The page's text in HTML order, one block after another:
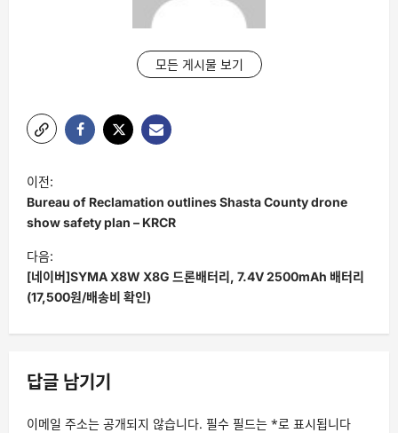
모든 게시물 보기
글
탐
색
이전:
Bureau of Reclamation outlines Shasta County drone
show safety plan – KRCR
다음:
[네이버]SYMA X8W X8G 드론배터리, 7.4V 2500mAh 배터리
(17,500원/배송비 확인)
답글 남기기
이메일 주소는 공개되지 않습니다. 필수 필드는 *로 표시됩니다